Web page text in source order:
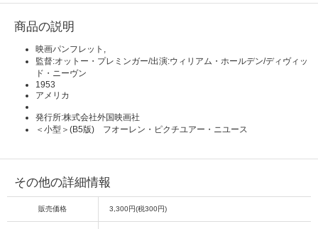
商品の説明
映画パンフレット,
監督:オットー・プレミンガー/出演:ウィリアム・ホールデン/ディヴィッ
ド・ニーヴン
1953
アメリカ
発行所:株式会社外国映画社
＜小型＞(B5版) フオーレン・ピクチユアー・ニユース
その他の詳細情報
販売価格 3,300円(税300円)